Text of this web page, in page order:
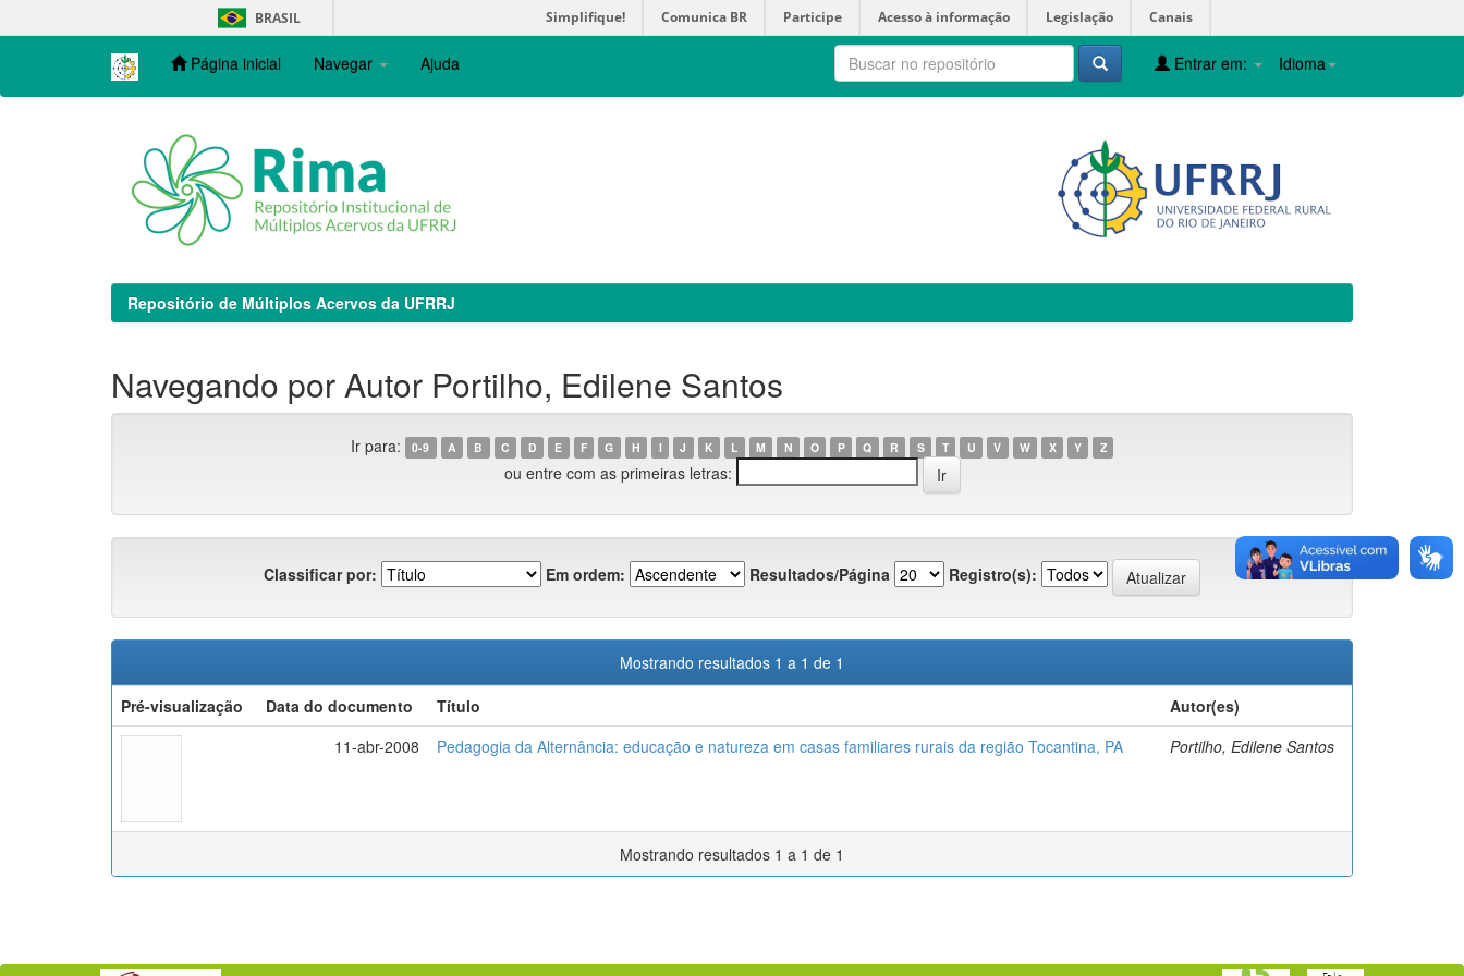
navigation
BRASIL Simplifique! Comunica BR Participe Acesso à informação Legislação Canais
Página inicial Navegar Ajuda Idioma
Entrar em:
Repositório de Múltiplos Acervos da UFRRJ
Navegando por Autor Portilho, Edilene Santos
Ir para: 0-9 A B C D E F G H I J K L M N O P Q R S T U V W X Y Z
ou entre com as primeiras letras:
Classificar por: Em ordem: Resultados/Página Registro(s):
Mostrando resultados 1 a 1 de 1
Pré-visualização
Data do documento Título
Autor(es)
11-abr-2008
Pedagogia da Alternância: educação e natureza em casas familiares rurais da região Tocantina, PA Portilho, Edilene Santos
Mostrando resultados 1 a 1 de 1